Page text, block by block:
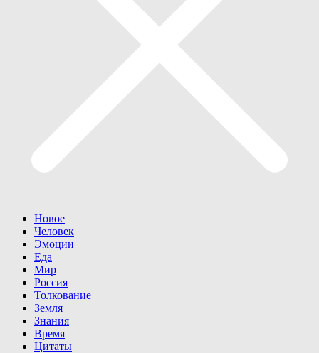
Новое
Человек
Эмоции
Еда
Мир
Россия
Толкование
Земля
Знания
Время
Цитаты